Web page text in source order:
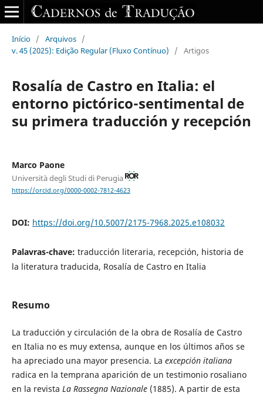
Início / Arquivos /
v. 45 (2025): Edição Regular (Fluxo Contínuo)
/ Artigos
Rosalía de Castro en Italia: el
entorno pictórico-sentimental de
su primera traducción y recepción
Marco Paone
Università degli Studi di Perugia
https://orcid.org/0000-0002-7812-4623
DOI: https://doi.org/10.5007/2175-7968.2025.e108032
Palavras-chave: traducción literaria, recepción, historia de
la literatura traducida, Rosalía de Castro en Italia
Resumo
La traducción y circulación de la obra de Rosalía de Castro
en Italia no es muy extensa, aunque en los últimos años se
ha apreciado una mayor presencia. La excepción italiana
radica en la temprana aparición de un testimonio rosaliano
en la revista La Rassegna Nazionale(1885). A partir de esta